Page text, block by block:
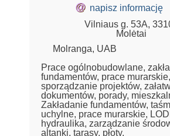
@ napisz informację
Vilniaus g. 53A,
Molėtai
Molranga, UAB
Prace ogólnobudowlane,
fundamentów, prace murarskie,
sporządzanie projektów,
dokumentów, porady,
Zakładanie fundamentów,
uchylne, prace murarskie,
hydraulika, zarządzanie
altanki, tarasy, płoty,